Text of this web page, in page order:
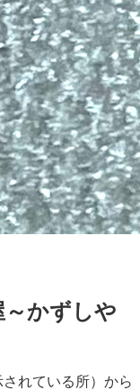
～かずしや
れている所）から